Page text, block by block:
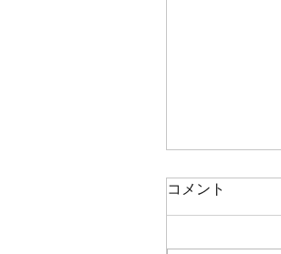
コメント